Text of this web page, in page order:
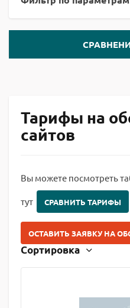
Тарифы на
сайтов
Вы можете посмотреть
тут СРАВНИТЬ ТАРИФЫ
ОСТАВИТЬ ЗАЯВКУ НА
Сортировка